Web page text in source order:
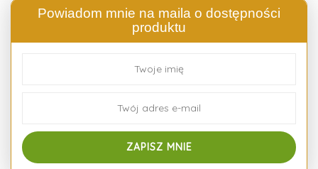
Powiadom mnie na maila o dostępności
produktu